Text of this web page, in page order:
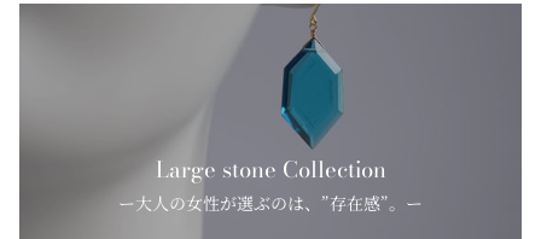
Large stone Collection
ー大人の女性が選ぶのは、”存在感”。ー